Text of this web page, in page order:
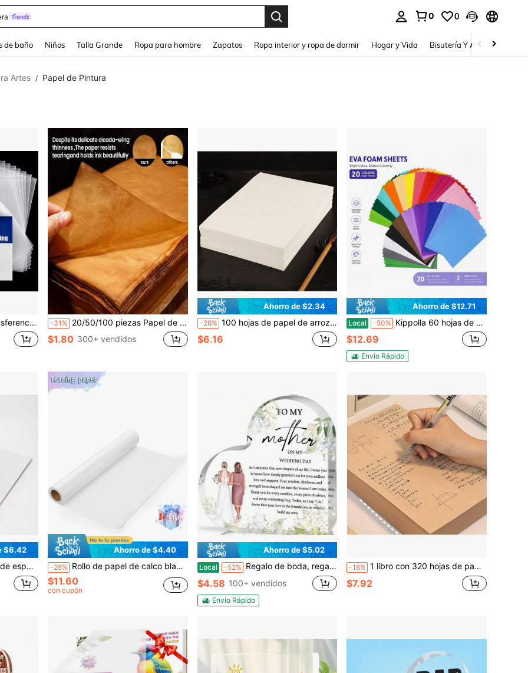
0 0
de baño Niños Talla Grande Ropa para hombre Zapatos Ropa interior y ropa de dormir Hogar y Vida Bisutería Y Accesorios
Artes / Papel de Pintura
para Lápiz Tinta Marcadores (Transparente) -31% 20/50/100 piezas Papel de caligrafía con alas de cigarrón vintage - Hojas sueltas semi-transparentes hechas a mano, elaboradas con tintes vegetales vintage, resistente al desgarro y absorbe bien la tinta, elegante para escritura artística, pintura profesional, manualidades DIY, caligrafía china, creación artística, diseño delicado, material resistente al desgarro, dibujo creativo, patrón de alas de cigarrón, para entusiastas de las manualidades
$1.80 300+ vendidos
Ahorro de $2.34
-28% 100 hojas de papel de arroz chino semiabsorbente, adecuado para caligrafía y pintura con pincel, ideal para artistas, escritores y principiantes
$6.16
Ahorro de $12.71
Local -50% Kippolla 60 hojas de espuma EVA, 12 X 8 pulgadas, 20 colores surtidos, 2 mm de grosor, para artes y manualidades
$12.69
Envío Rápido
$6.42
- Flexible y elástica para proyectos de manualidades, disfraces y cosplay
Ahorro de $4.40
-28% Rollo de papel de calco blanco - Semitraslúcido, papel para patrones de costura para tinta/lápiz/marcadores - Ideal para costura, confección de ropa, bocetos y diseño
$11.60
con cupón
Ahorro de $5.02
Local -52% Regalo de boda, regalo para la madre de la novia, regalo del día de la boda para la madre de la novia, regalo de boda para mamá, regalo para la madre de la novia, placa acrílica con forma de corazón como regalo de boda
$4.58 100+ vendidos
Envío Rápido
-18% 1 libro con 320 hojas de papel de pulpa de madera, papeles multiusos adecuados para tomar notas, cálculos, bocetos, pintura, papeles para bocetos que protegen los ojos para la vida escolar en otoño
$7.92